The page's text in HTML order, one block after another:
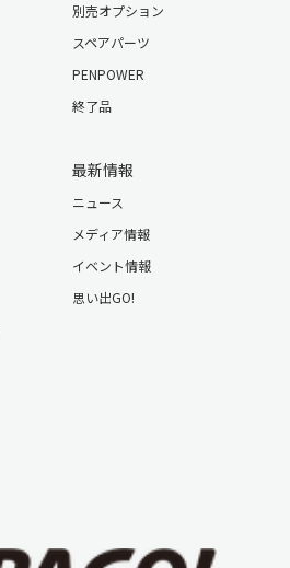
別売オプション
スペアパーツ
PENPOWER
終了品
最新情報
ニュース
メディア情報
イベント情報
思い出GO!